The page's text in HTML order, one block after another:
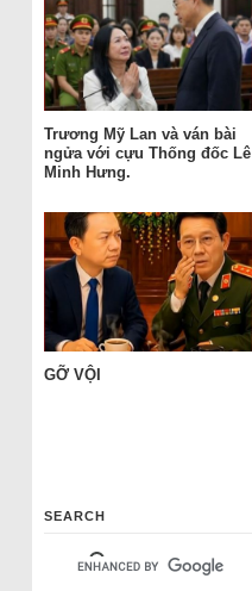
Trương Mỹ Lan và ván bài
ngửa với cựu Thống đốc Lê
Minh Hưng.
GỠ VỘI
SEARCH